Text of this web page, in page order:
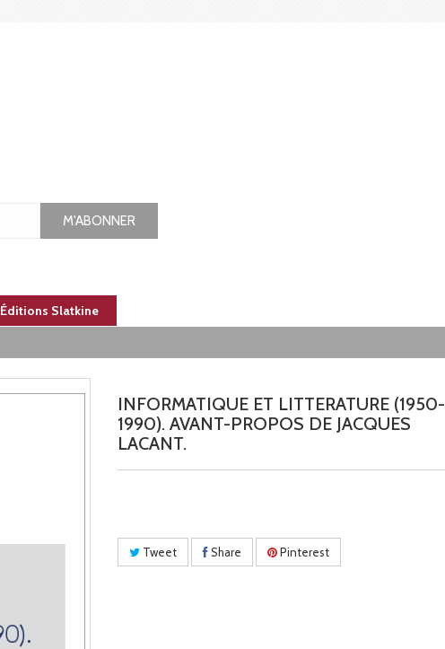
M'ABONNER
Éditions Slatkine
INFORMATIQUE ET LITTERATURE (1950-
1990). AVANT-PROPOS DE JACQUES
LACANT.
Tweet Share Pinterest